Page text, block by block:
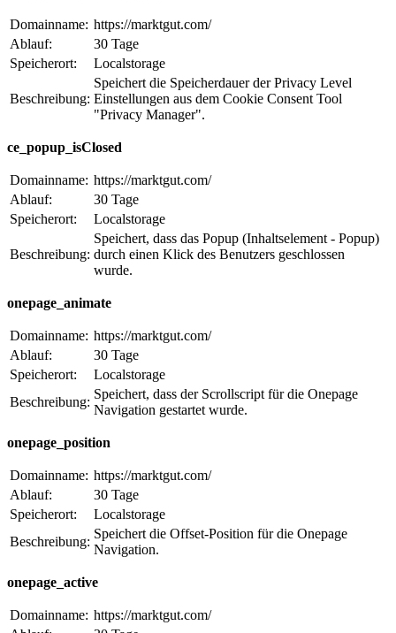
Domainname: https://marktgut.com/
Ablauf:
30 Tage
Speicherort:
Localstorage
Beschreibung:
Speichert die Speicherdauer der Privacy Level
Einstellungen aus dem Cookie Consent Tool
"Privacy Manager".
ce_popup_isClosed
Domainname: https://marktgut.com/
Ablauf:
30 Tage
Speicherort:
Localstorage
Beschreibung:
Speichert, dass das Popup (Inhaltselement - Popup)
durch einen Klick des Benutzers geschlossen
wurde.
onepage_animate
Domainname: https://marktgut.com/
Ablauf:
30 Tage
Speicherort:
Localstorage
Beschreibung:
Speichert, dass der Scrollscript für die Onepage
Navigation gestartet wurde.
onepage_position
Domainname: https://marktgut.com/
Ablauf:
30 Tage
Speicherort:
Localstorage
Beschreibung:
Speichert die Offset-Position für die Onepage
Navigation.
onepage_active
Domainname: https://marktgut.com/